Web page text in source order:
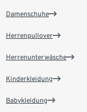
Damenschuhe
Herrenpullover
Herrenunterwäsche
Kinderkleidung
Babykleidung